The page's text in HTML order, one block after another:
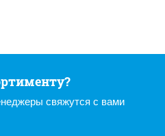
свяжутся с вами